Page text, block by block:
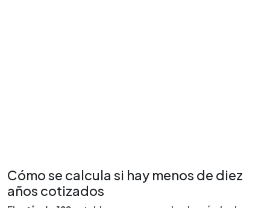
Cómo se calcula si hay menos de diez
años cotizados